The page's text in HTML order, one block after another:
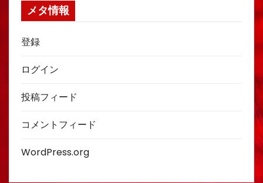
メタ情報
登録
ログイン
投稿フィード
コメントフィード
WordPress.org